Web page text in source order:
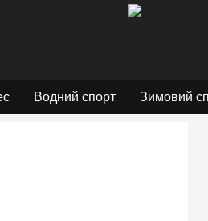
Водний спорт Зимовий